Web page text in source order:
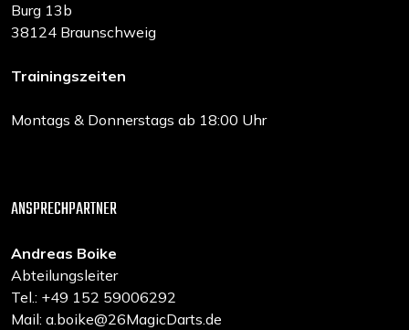
Burg 13b
38124 Braunschweig
Trainingszeiten
Montags & Donnerstags ab 18:00 Uhr
ANSPRECHPARTNER
Andreas Boike
Abteilungsleiter
Tel.: +49 152 59006292
Mail: a.boike@26MagicDarts.de